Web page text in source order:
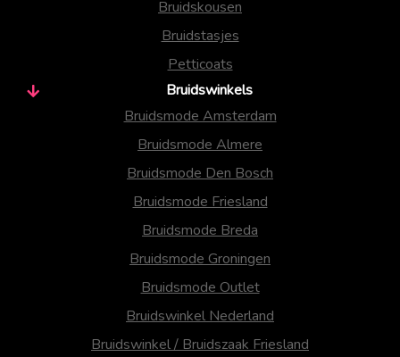
Bruidskousen
Bruidstasjes
Petticoats
Bruidswinkels
Bruidsmode Amsterdam
Bruidsmode Almere
Bruidsmode Den Bosch
Bruidsmode Friesland
Bruidsmode Breda
Bruidsmode Groningen
Bruidsmode Outlet
Bruidswinkel Nederland
Bruidswinkel / Bruidszaak Friesland